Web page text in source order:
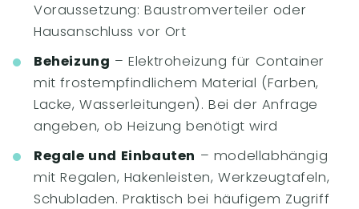
Voraussetzung: Baustromverteiler oder
Hausanschluss vor Ort
Beheizung – Elektroheizung für Container
mit frostempfindlichem Material (Farben,
Lacke, Wasserleitungen). Bei der Anfrage
angeben, ob Heizung benötigt wird
Regale und Einbauten – modellabhängig
mit Regalen, Hakenleisten, Werkzeugtafeln,
Schubladen. Praktisch bei häufigem Zugriff